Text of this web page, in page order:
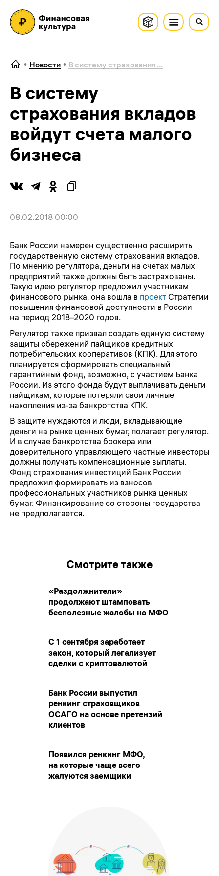
Новости В систему страхования ...
В систему
страхования вкладов
войдут счета малого
бизнеса
08.02.2018 00:00
Банк России намерен существенно расширить
государственную систему страхования вкладов.
По мнению регулятора, деньги на счетах малых
предприятий также должны быть застрахованы.
Такую идею регулятор предложил участникам
финансового рынка, она вошла в проект Стратегии
повышения финансовой доступности в России
на период 2018–2020 годов.
Регулятор также призвал создать единую систему
защиты сбережений пайщиков кредитных
потребительских кооперативов (КПК). Для этого
планируется сформировать специальный
гарантийный фонд, возможно, с участием Банка
России. Из этого фонда будут выплачивать деньги
пайщикам, которые потеряли свои личные
накопления из-за банкротства КПК.
В защите нуждаются и люди, вкладывающие
деньги на рынке ценных бумаг, полагает регулятор.
И в случае банкротства брокера или
доверительного управляющего частные инвесторы
должны получать компенсационные выплаты.
Фонд страхования инвестиций Банк России
предложил формировать из взносов
профессиональных участников рынка ценных
бумаг. Финансирование со стороны государства
не предполагается.
Смотрите также
«Раздолжнители»
продолжают штамповать
бесполезные жалобы на МФО
С 1 сентября заработает
закон, который легализует
сделки с криптовалютой
Банк России выпустил
ренкинг страховщиков
ОСАГО на основе претензий
клиентов
Появился ренкинг МФО,
на которые чаще всего
жалуются заемщики